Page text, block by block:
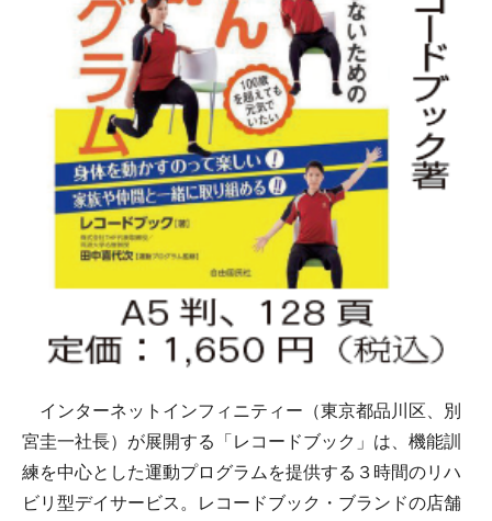
インターネットインフィニティー（東京都品川区、別
宮圭一社長）が展開する「レコードブック」は、機能訓
練を中心とした運動プログラムを提供する３時間のリハ
ビリ型デイサービス。レコードブック・ブランドの店舗